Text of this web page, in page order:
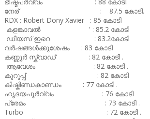
നേര് : 87.5 കോടി.
RDX : Robert Dony Xavier : 85 കോടി
കളങ്കാവൽ ' : 85.2 കോടി
ഡീയസ് ഇറെ : 83.2കോടി
വർഷങ്ങൾക്കുശേഷം : 83 കോടി
കണ്ണൂർ സ്ക്വാഡ് : 82 കോടി .
ആവേശം : 82 കോടി .
കുറുപ്പ് : 82 കോടി
കിഷ്കിണ്ഡകാണ്ഡം : 77 കോടി .
ഹൃദയപൂർവ്വം : 76 കോടി
പ്രേമം : 73 കോടി .
Turbo : 72 കോടി .